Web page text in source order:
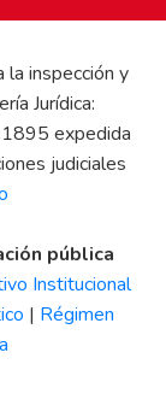
la inspección y
Jurídica:
expedida
judiciales
pública
Institucional
| Régimen